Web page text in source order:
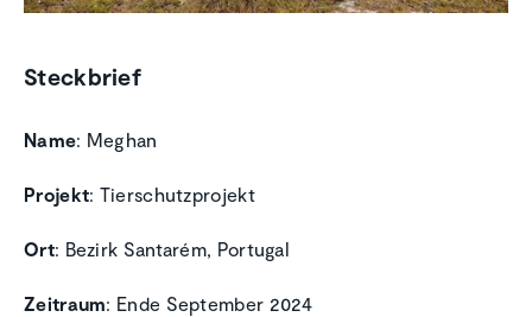
Steckbrief
Name: Meghan
Projekt: Tierschutzprojekt
Ort: Bezirk Santarém, Portugal
Zeitraum: Ende September 2024